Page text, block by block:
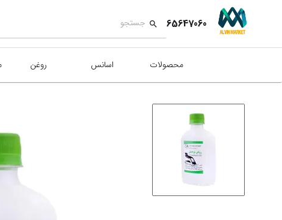
65647060
محصولات اسانس روغن